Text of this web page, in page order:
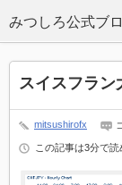
スイスフラン
mitsushirofx
この記事は3分で読